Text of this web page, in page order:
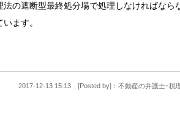
の遮断型最終処分場で処理しなければなら
ます。
2017-12-13 15:13 [Posted by]：不動産の弁護士･税